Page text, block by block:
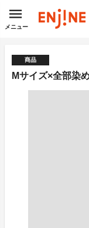
メニュー
商品
Mサイズ×全部染